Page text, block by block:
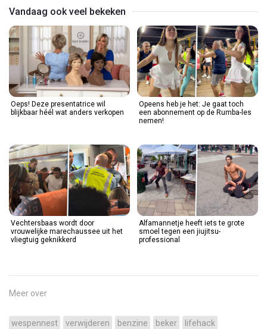
Vandaag ook veel bekeken
Oeps! Deze presentatrice wil
blijkbaar héél wat anders verkopen
Opeens heb je het: Je gaat toch
een abonnement op de Rumba-les
nemen!
Vechtersbaas wordt door
vrouwelijke marechaussee uit het
vliegtuig geknikkerd
Alfamannetje heeft iets te grote
smoel tegen een jiujitsu-
professional
Meer over
wespennest verwijderen benzine beker lifehack